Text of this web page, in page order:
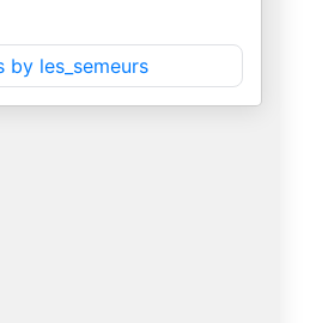
by les_semeurs